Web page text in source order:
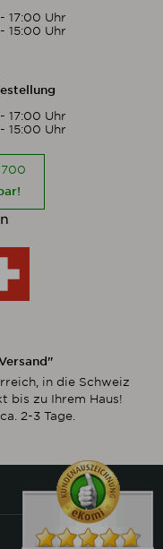
17:00 Uhr
15:00 Uhr
17:00 Uhr
15:00 Uhr
in die Schweiz
bis zu Ihrem Haus!
2-3 Tage.